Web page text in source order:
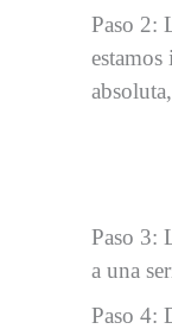
Paso 2:
estamos
Paso 3:
a una
Paso 4: